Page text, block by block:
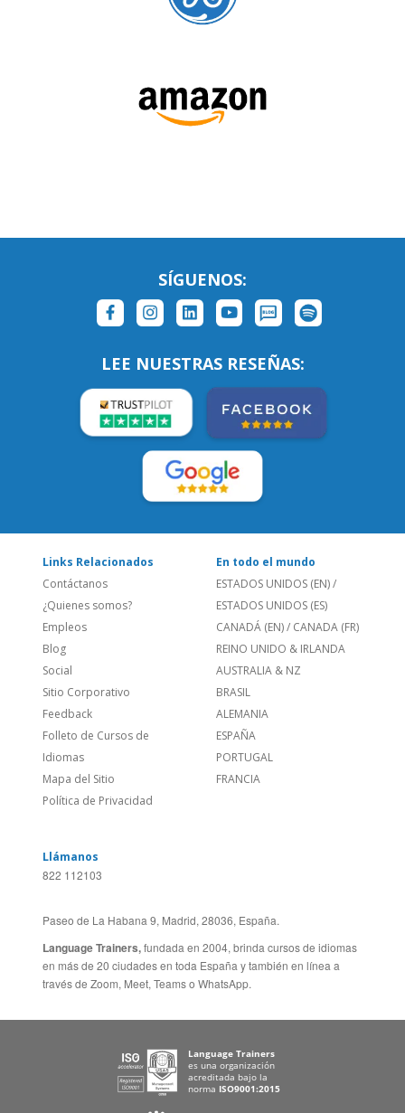
SÍGUENOS:
LEE NUESTRAS RESEÑAS:
Links Relacionados
Contáctanos
¿Quienes somos?
Empleos
Blog
Social
Sitio Corporativo
Feedback
Folleto de Cursos de
Idiomas
Mapa del Sitio
Política de Privacidad
En todo el mundo
ESTADOS UNIDOS (EN)/
ESTADOS UNIDOS (ES)
CANADÁ (EN)/ CANADA (FR)
REINO UNIDO & IRLANDA
AUSTRALIA & NZ
BRASIL
ALEMANIA
ESPAÑA
PORTUGAL
FRANCIA
Llámanos
822 112103
Paseo de La Habana 9, Madrid, 28036, España.
Language Trainers,fundada en 2004, brinda cursos de idiomas
en más de 20 ciudades en toda España y también en línea a
través de Zoom, Meet, Teams o WhatsApp.